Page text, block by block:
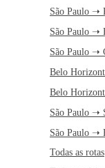
São Paulo ➝
São Paulo ➝
São Paulo ➝
Belo
Belo
São Paulo ➝
São Paulo ➝
Todas as rotas